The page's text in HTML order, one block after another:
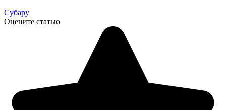
Субару
Оцените статью